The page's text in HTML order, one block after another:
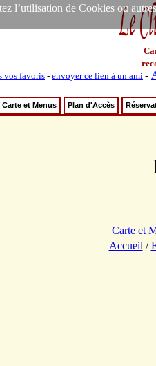
l’utilisation de Cookies ou
vos favoris - envoyer ce lien à un ami -
Carte et Menus Plan d'Accès
Carte et
Accueil /